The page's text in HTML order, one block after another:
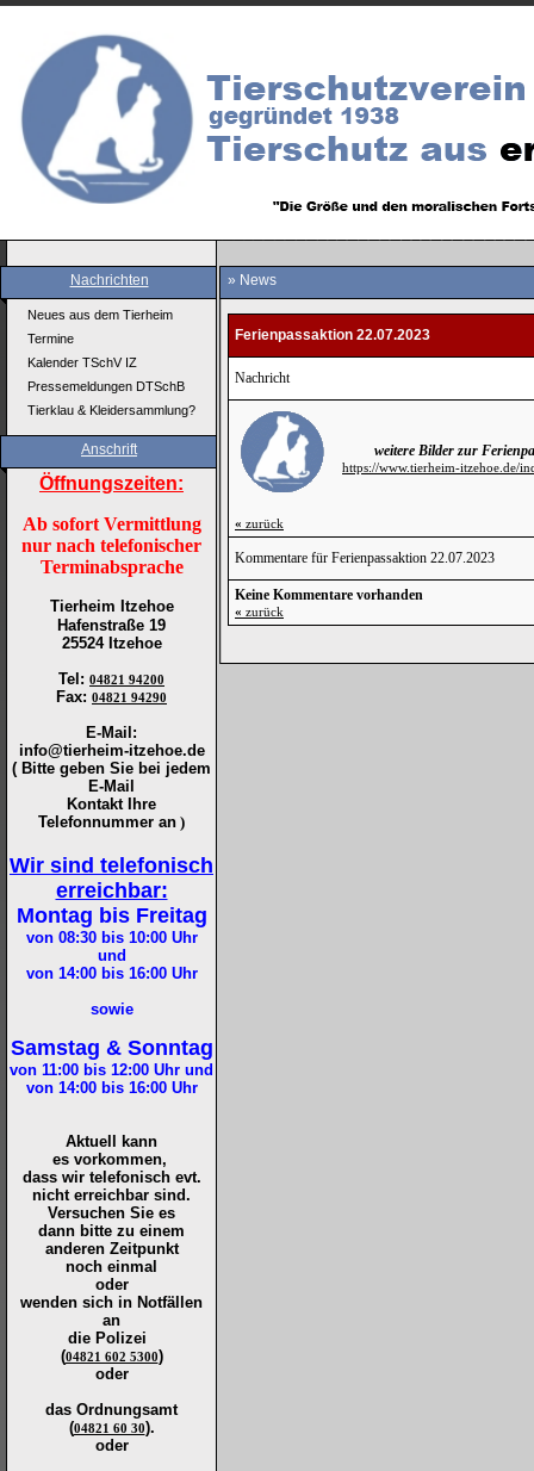
Nachrichten
Neues aus dem Tierheim
Termine
Kalender TSchV IZ
Pressemeldungen DTSchB
Tierklau & Kleidersammlung?
Anschrift
Öffnungszeiten:
Ab sofort Vermittlung
nur nach telefonischer
Terminabsprache
Tierheim Itzehoe
Hafenstraße 19
25524 Itzehoe
Tel : 04821 94200
Fax: 04821 94290
E-Mail:
info@tierheim-itzehoe.de
( Bitte geben Sie bei jedem
E-Mail
Kontakt Ihre
Telefonnummer an )
Wir sind telefonisch
erreichbar:
Montag bis Freitag
von 08:30 bis 10:00Uhr
und
von 14:00 bis 16:00Uhr
sowie
Samstag & Sonntag
von 11:00 bis 12:00 Uhr und
von 14:00 bis 16:00Uhr
Aktuell kann
es vorkommen,
dass wir telefonisch evt.
nicht erreichbar sind.
Versuchen Sie es
dann bitte zu einem
anderen Zeitpunkt
noch einmal
oder
wenden sich in Notfällen
an
die Polizei
(04821 602 5300)
oder
das Ordnungsamt
(04821 60 30).
oder
» News
Ferienpassaktion 22.07.2023
Nachricht
weitere Bilder zur
https://www.tierheim-itzehoe.de/
« zurück
Kommentare für Ferienpassaktion 22.07.2023
Keine Kommentare vorhanden
« zurück